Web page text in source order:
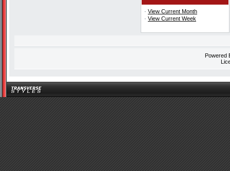
· View Current Month
· View Current Week
Powered